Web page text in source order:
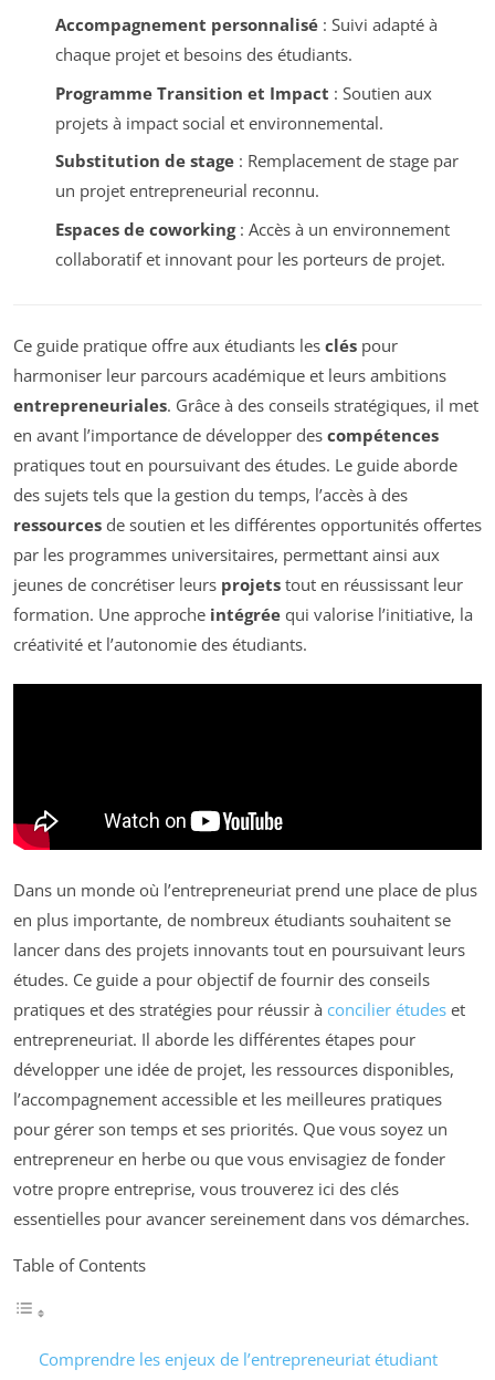
Accompagnement personnalisé: Suivi adapté à
chaque projet et besoins des étudiants.
Programme Transition et Impact : Soutien aux
projets à impact social et environnemental.
Substitution de stage: Remplacement de stage par
un projet entrepreneurial reconnu.
Espaces de coworking: Accès à un environnement
collaboratif et innovant pour les porteurs de projet.
Ce guide pratique offre aux étudiants les clés pour
harmoniser leur parcours académique et leurs ambitions
entrepreneuriales. Grâce à des conseils stratégiques, il met
en avant l’importance de développer des compétences
pratiques tout en poursuivant des études. Le guide aborde
des sujets tels que la gestion du temps, l’accès à des
ressources de soutien et les différentes opportunités offertes
par les programmes universitaires, permettant ainsi aux
jeunes de concrétiser leurs projets tout en réussissant leur
formation. Une approche intégrée qui valorise l’initiative, la
créativité et l’autonomie des étudiants.
Dans un monde où l’entrepreneuriat prend une place de plus
en plus importante, de nombreux étudiants souhaitent se
lancer dans des projets innovants tout en poursuivant leurs
études. Ce guide a pour objectif de fournir des conseils
pratiques et des stratégies pour réussir à concilier études et
entrepreneuriat. Il aborde les différentes étapes pour
développer une idée de projet, les ressources disponibles,
l’accompagnement accessible et les meilleures pratiques
pour gérer son temps et ses priorités. Que vous soyez un
entrepreneur en herbe ou que vous envisagiez de fonder
votre propre entreprise, vous trouverez ici des clés
essentielles pour avancer sereinement dans vos démarches.
Table of Contents
Comprendre les enjeux de l’entrepreneuriat étudiant